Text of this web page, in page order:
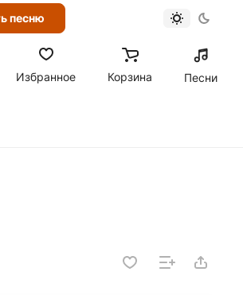
песню
Избранное Корзина Песни